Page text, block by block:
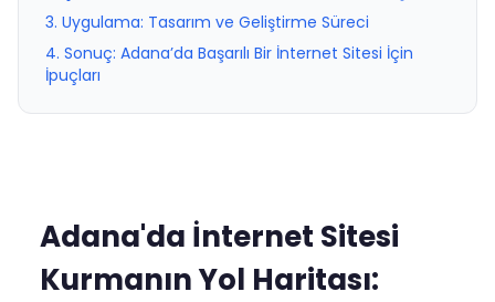
3. Uygulama: Tasarım ve Geliştirme Süreci
4. Sonuç: Adana’da Başarılı Bir İnternet Sitesi İçin
İpuçları
Adana'da İnternet Sitesi
Kurmanın Yol Haritası: